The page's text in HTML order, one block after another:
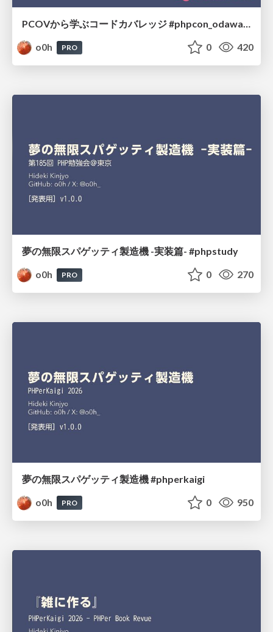
PCOVから学ぶコードカバレッジ #phpcon_odawara
o0h
PRO 0 420
夢の無限スパゲッティ製造機 -実装篇- #phpstudy
o0h
PRO 0 270
夢の無限スパゲッティ製造機 #phperkaigi
o0h
PRO 0 950